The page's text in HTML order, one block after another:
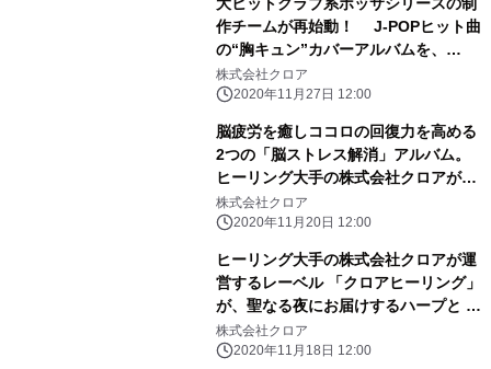
作チームが再始動！ J-POPヒット曲
の“胸キュン”カバーアルバムを、
【Sugar Candy】から配信開始。
株式会社クロア
2020年11月27日 12:00
脳疲労を癒しココロの回復力を高める
2つの「脳ストレス解消」アルバム。
ヒーリング大手の株式会社クロアが運
営する レーベル「クロアヒーリング」
より配信開始。
株式会社クロア
2020年11月20日 12:00
ヒーリング大手の株式会社クロアが運
営するレーベル 「クロアヒーリング」
が、聖なる夜にお届けするハープと ヴ
ァイオリンによる癒しのクリスマス・
アルバムを配信開始。
株式会社クロア
2020年11月18日 12:00